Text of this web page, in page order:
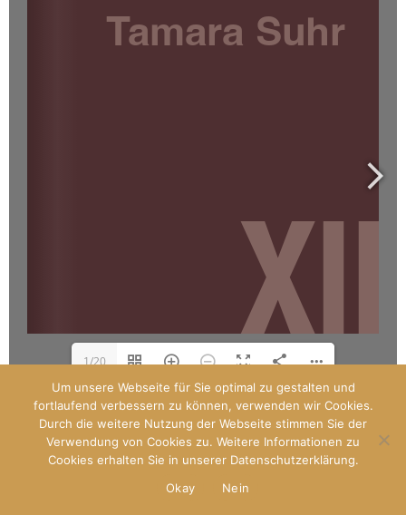
1/20
Designed by Paladin
WP Royal
Um unsere Webseite für Sie optimal zu gestalten und
fortlaufend verbessern zu können, verwenden wir Cookies.
Durch die weitere Nutzung der Webseite stimmen Sie der
Verwendung von Cookies zu. Weitere Informationen zu
Cookies erhalten Sie in unserer Datenschutzerklärung.
Okay
Nein